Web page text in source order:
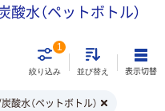
水（ペットボトル）
絞り込み
1
並び替え 表示切替
酸水（ペットボトル）